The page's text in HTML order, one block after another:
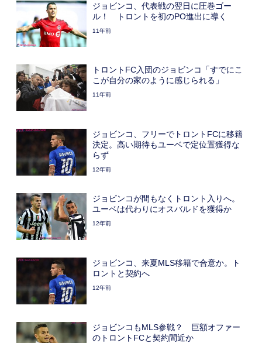
ジョビンコ、代表戦の翌日に圧巻ゴー
ル！ トロントを初のPO進出に導く
11年前
トロントFC入団のジョビンコ「すでにこ
こが自分の家のように感じられる」
11年前
ジョビンコ、フリーでトロントFCに移籍
決定。高い期待もユーベで定位置獲得な
らず
12年前
ジョビンコが間もなくトロント入りへ。
ユーベは代わりにオスバルドを獲得か
12年前
ジョビンコ、来夏MLS移籍で合意か。ト
ロントと契約へ
12年前
ジョビンコもMLS参戦？ 巨額オファー
のトロントFCと契約間近か